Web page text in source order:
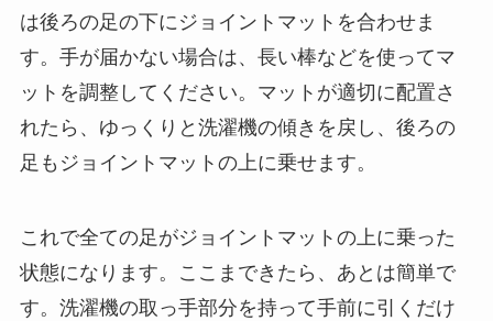
は後ろの足の下にジョイントマットを合わせま
す。手が届かない場合は、長い棒などを使ってマ
ットを調整してください。マットが適切に配置さ
れたら、ゆっくりと洗濯機の傾きを戻し、後ろの
足もジョイントマットの上に乗せます。
これで全ての足がジョイントマットの上に乗った
状態になります。ここまできたら、あとは簡単で
す。洗濯機の取っ手部分を持って手前に引くだけ